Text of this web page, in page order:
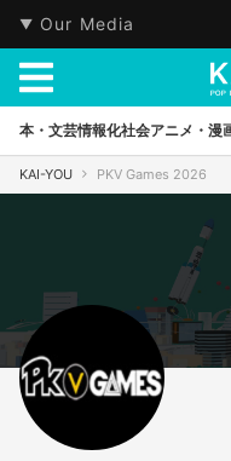
Our Media
本・文芸情報化社会アニメ・漫
KAI-YOU PKV Games 2026